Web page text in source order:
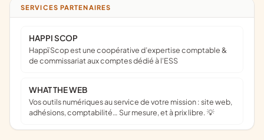
SERVICES PARTENAIRES
HAPPI SCOP
Happï Scop est une coopérative d’expertise comptable &
de commissariat aux comptes dédié à l'ESS
WHAT THE WEB
Vos outils numériques au service de votre mission : site web,
adhésions, comptabilité… Sur mesure, et à prix libre. 💡